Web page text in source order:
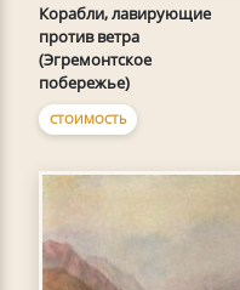
Корабли, лавирующие
против ветра
(Эгремонтское
побережье)
СТОИМОСТЬ